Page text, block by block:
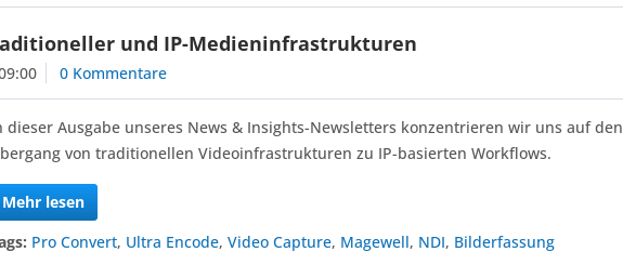
und IP-Medieninfrastrukturen
0 Kommentare
dieser Ausgabe unseres News & Insights-Newsletters konzentrieren wir uns auf den
von traditionellen Videoinfrastrukturen zu IP-basierten Workflows.
Mehr lesen
Pro Convert, Ultra Encode,Video Capture, Magewell, NDI, Bilderfassung